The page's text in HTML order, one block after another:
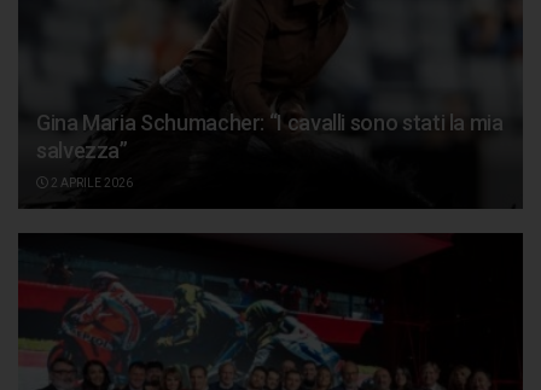
Gina Maria Schumacher: “I cavalli sono stati la mia
salvezza”
2 APRILE 2026